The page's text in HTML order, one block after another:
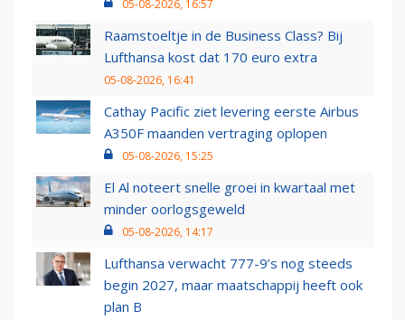
05-08-2026, 16:57
Raamstoeltje in de Business Class? Bij
Lufthansa kost dat 170 euro extra
05-08-2026, 16:41
Cathay Pacific ziet levering eerste Airbus
A350F maanden vertraging oplopen
05-08-2026, 15:25
El Al noteert snelle groei in kwartaal met
minder oorlogsgeweld
05-08-2026, 14:17
Lufthansa verwacht 777-9’s nog steeds
begin 2027, maar maatschappij heeft ook
plan B